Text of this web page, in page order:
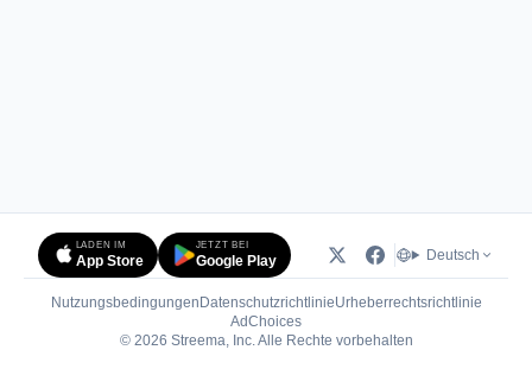
LADEN IM
App Store
JETZT BEI
Google Play Deutsch
Nutzungsbedingungen DatenschutzrichtlinieUrheberrechtsrichtlinie
AdChoices(öffnet in neuem Tab)
© 2026 Streema, Inc. Alle Rechte vorbehalten